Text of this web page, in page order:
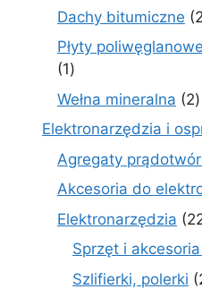
Dachy bitumiczne 2
Płyty
11
produkt
Wełna mineralna 22
Elektronarzędzia i
Agregaty
Akcesoria do
Elektronarzędzia
Sprzęt i
Szlifierki, polerki